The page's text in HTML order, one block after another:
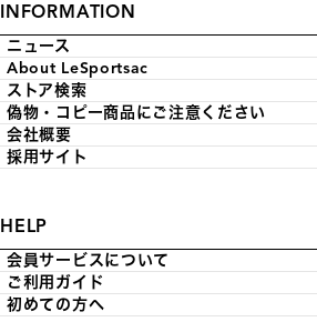
INFORMATION
ニュース
About LeSportsac
ストア検索
偽物・コピー商品にご注意ください
会社概要
採用サイト
HELP
会員サービスについて
ご利用ガイド
初めての方へ